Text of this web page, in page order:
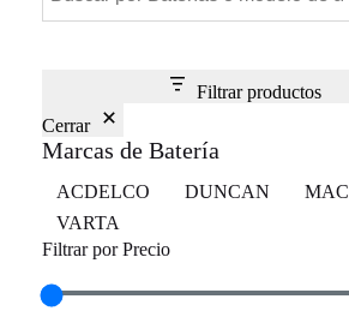
Filtrar productos
Cerrar
Marcas de Batería
Marca
ACDELCO DUNCAN
MAC
VARTA
Filtrar por Precio